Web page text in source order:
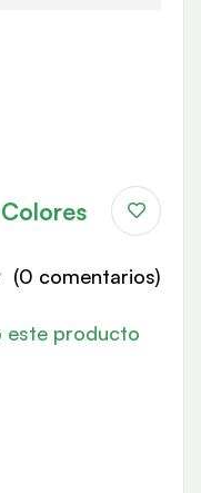
(0 comentarios)
este producto